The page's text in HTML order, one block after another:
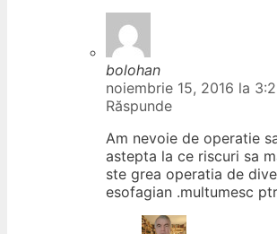
bolohan
noiembrie 15, 2016 la
Răspunde
Am nevoie de operatie
astepta la ce riscuri sa
ste grea operatia de
esofagian .multumesc